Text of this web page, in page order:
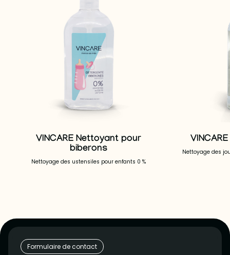
VINCARE Nettoyant pour
biberons
Nettoyage des ustensiles pour enfants 0 %
Nettoyage des
Formulaire de contact